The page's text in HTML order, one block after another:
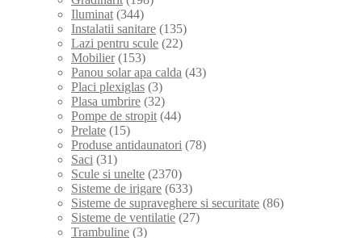
Iluminat (344)
Instalatii sanitare (135)
Lazi pentru scule (22)
Mobilier (153)
Panou solar apa calda (43)
Placi plexiglas (3)
Plasa umbrire (32)
Pompe de stropit (44)
Prelate (15)
Produse antidaunatori (78)
Saci (31)
Scule si unelte (2370)
Sisteme de irigare (633)
Sisteme de supraveghere si securitate (86)
Sisteme de ventilatie (27)
Trambuline (3)